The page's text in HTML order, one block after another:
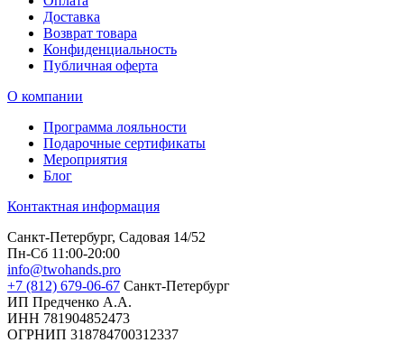
Доставка
Возврат товара
Конфиденциальность
Публичная оферта
О компании
Программа лояльности
Подарочные сертификаты
Мероприятия
Блог
Контактная информация
Санкт-Петербург, Садовая 14/52
Пн-Сб 11:00-20:00
info@twohands.pro
+7 (812) 679-06-67 Санкт-Петербург
ИП Предченко А.А.
ИНН 781904852473
ОГРНИП 318784700312337